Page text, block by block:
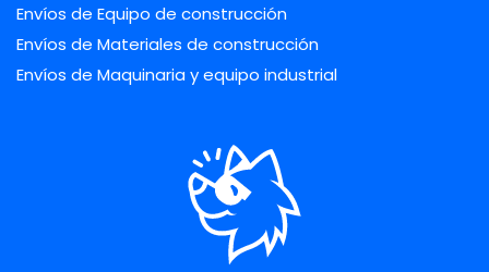
Envíos de Equipo de construcción
Envíos de Materiales de construcción
Envíos de Maquinaria y equipo industrial